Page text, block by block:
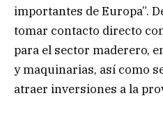
importantes de Europa”.
tomar contacto directo
para el sector maderero,
y maquinarias, así como
atraer inversiones a la